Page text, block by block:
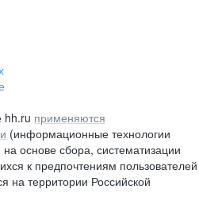
hh.ru применяются
(информационные технологии
основе сбора, систематизации
к предпочтениям пользователей
на территории Российской